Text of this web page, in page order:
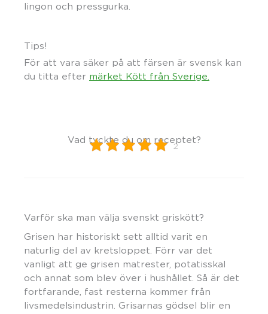
lingon och pressgurka.
Tips!
För att vara säker på att färsen är svensk kan
du titta efter märket Kött från Sverige.
Vad tyckte du om receptet?
2
Varför ska man välja svenskt griskött?
Grisen har historiskt sett alltid varit en
naturlig del av kretsloppet. Förr var det
vanligt att ge grisen matrester, potatisskal
och annat som blev över i hushållet. Så är det
fortfarande, fast resterna kommer från
livsmedelsindustrin. Grisarnas gödsel blir en